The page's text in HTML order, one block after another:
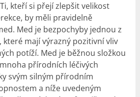
kteří si přejí zlepšit velikost
by měli pravidelně
Med je bezpochyby jednou z
které mají výrazný pozitivní vliv
potíží. Med je běžnou složkou
přírodních léčivých
svým silným přírodním
a níže uvedeným